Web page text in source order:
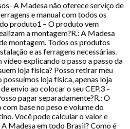
A Madesa não oferece serviço de
e manual com todos os
produto1 – O produto vem
a montagem?R.: A Madesa
montagem. Todos os produtos
e as ferragens necessárias.
explicando o passo a passo da
loja física? Posso retirar meu
loja física, apenas loja
envio ao colocar o seu CEP.3 –
pagar separadamente?R.: O
base no peso e volume do
Você pode calcular o valor e
Madesa em todo Brasil? Como é